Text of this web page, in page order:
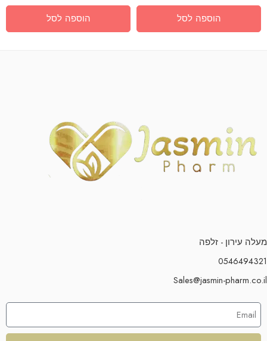
הוספה לסל הוספה לסל
מעלה עירון - זלפה
0546494321
Sales@jasmin-pharm.co.il